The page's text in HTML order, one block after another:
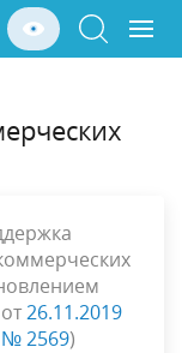
26.11.2019
№ 2569)